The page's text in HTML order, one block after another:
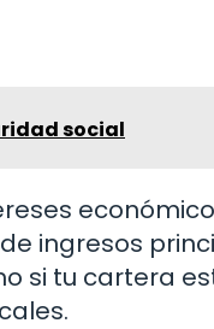
social
ingresos
si tu cartera